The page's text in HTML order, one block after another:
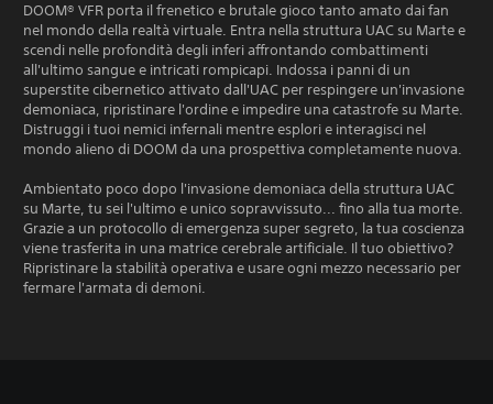
DOOM® VFR porta il frenetico e brutale gioco tanto amato dai fan
nel mondo della realtà virtuale. Entra nella struttura UAC su Marte e
scendi nelle profondità degli inferi affrontando combattimenti
all'ultimo sangue e intricati rompicapi. Indossa i panni di un
superstite cibernetico attivato dall'UAC per respingere un'invasione
demoniaca, ripristinare l'ordine e impedire una catastrofe su Marte.
Distruggi i tuoi nemici infernali mentre esplori e interagisci nel
mondo alieno di DOOM da una prospettiva completamente nuova.
Ambientato poco dopo l'invasione demoniaca della struttura UAC
su Marte, tu sei l'ultimo e unico sopravvissuto... fino alla tua morte.
Grazie a un protocollo di emergenza super segreto, la tua coscienza
viene trasferita in una matrice cerebrale artificiale. Il tuo obiettivo?
Ripristinare la stabilità operativa e usare ogni mezzo necessario per
fermare l'armata di demoni.